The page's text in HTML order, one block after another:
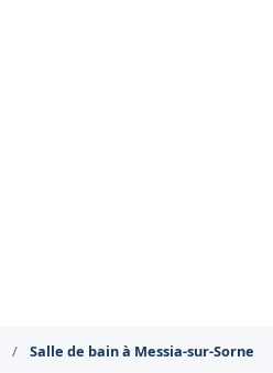
/ Salle de bain à Messia-sur-Sorne